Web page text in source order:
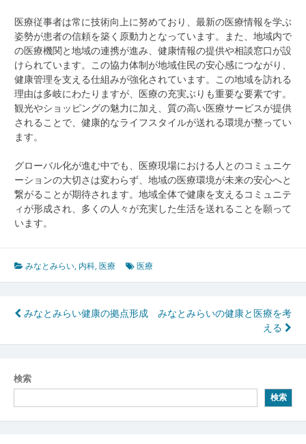
医療従事者は常に技術向上に努めており、最新の医療情報を学ぶ
姿勢が患者の信頼を築く原動力となっています。また、地域内で
の医療機関と地域の連携が進み、健康情報の提供や相談窓口が設
けられています。この協力体制が地域住民の安心感につながり、
健康管理を支える仕組みが強化されています。この地域を訪れる
理由は多岐にわたりますが、医療の充実ぶりも重要な要素です。
観光やショッピングの魅力に加え、質の高い医療サービスが提供
されることで、健康的なライフスタイルが送れる環境が整ってい
ます。
グローバル化が進む中でも、医療現場における人とのコミュニケ
ーションの大切さは変わらず、地域の医療環境が未来の安心へと
繋がることが期待されます。地域全体で健康を支えるコミュニテ
ィが形成され、多くの人々が充実した生活を送れることを願って
います。
みなとみらい, 内科,医療 医療
投
稿
ビ
ゲ
ー
みなとみらい健康の拠点形成
みなとみらいの健康と医療を考
える
検索
検索